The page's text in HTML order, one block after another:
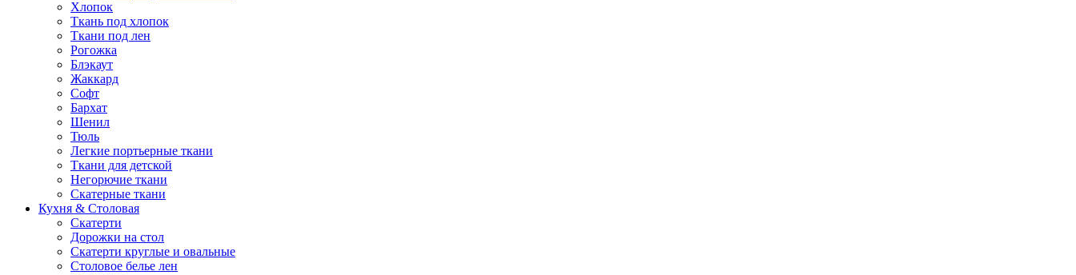
Хлопок
Ткань под хлопок
Ткани под лен
Рогожка
Блэкаут
Жаккард
Софт
Бархат
Шенил
Тюль
Легкие портьерные ткани
Ткани для детской
Негорючие ткани
Скатерные ткани
Кухня & Столовая
Скатерти
Дорожки на стол
Скатерти круглые и овальные
Столовое белье лен